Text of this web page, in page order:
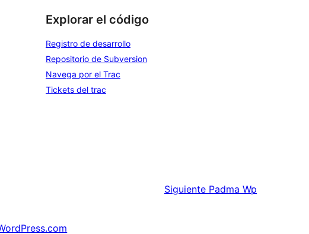
Explorar el código
Registro de desarrollo
Repositorio de Subversion
Navega por el Trac
Tickets del trac
Siguiente Padma Wp